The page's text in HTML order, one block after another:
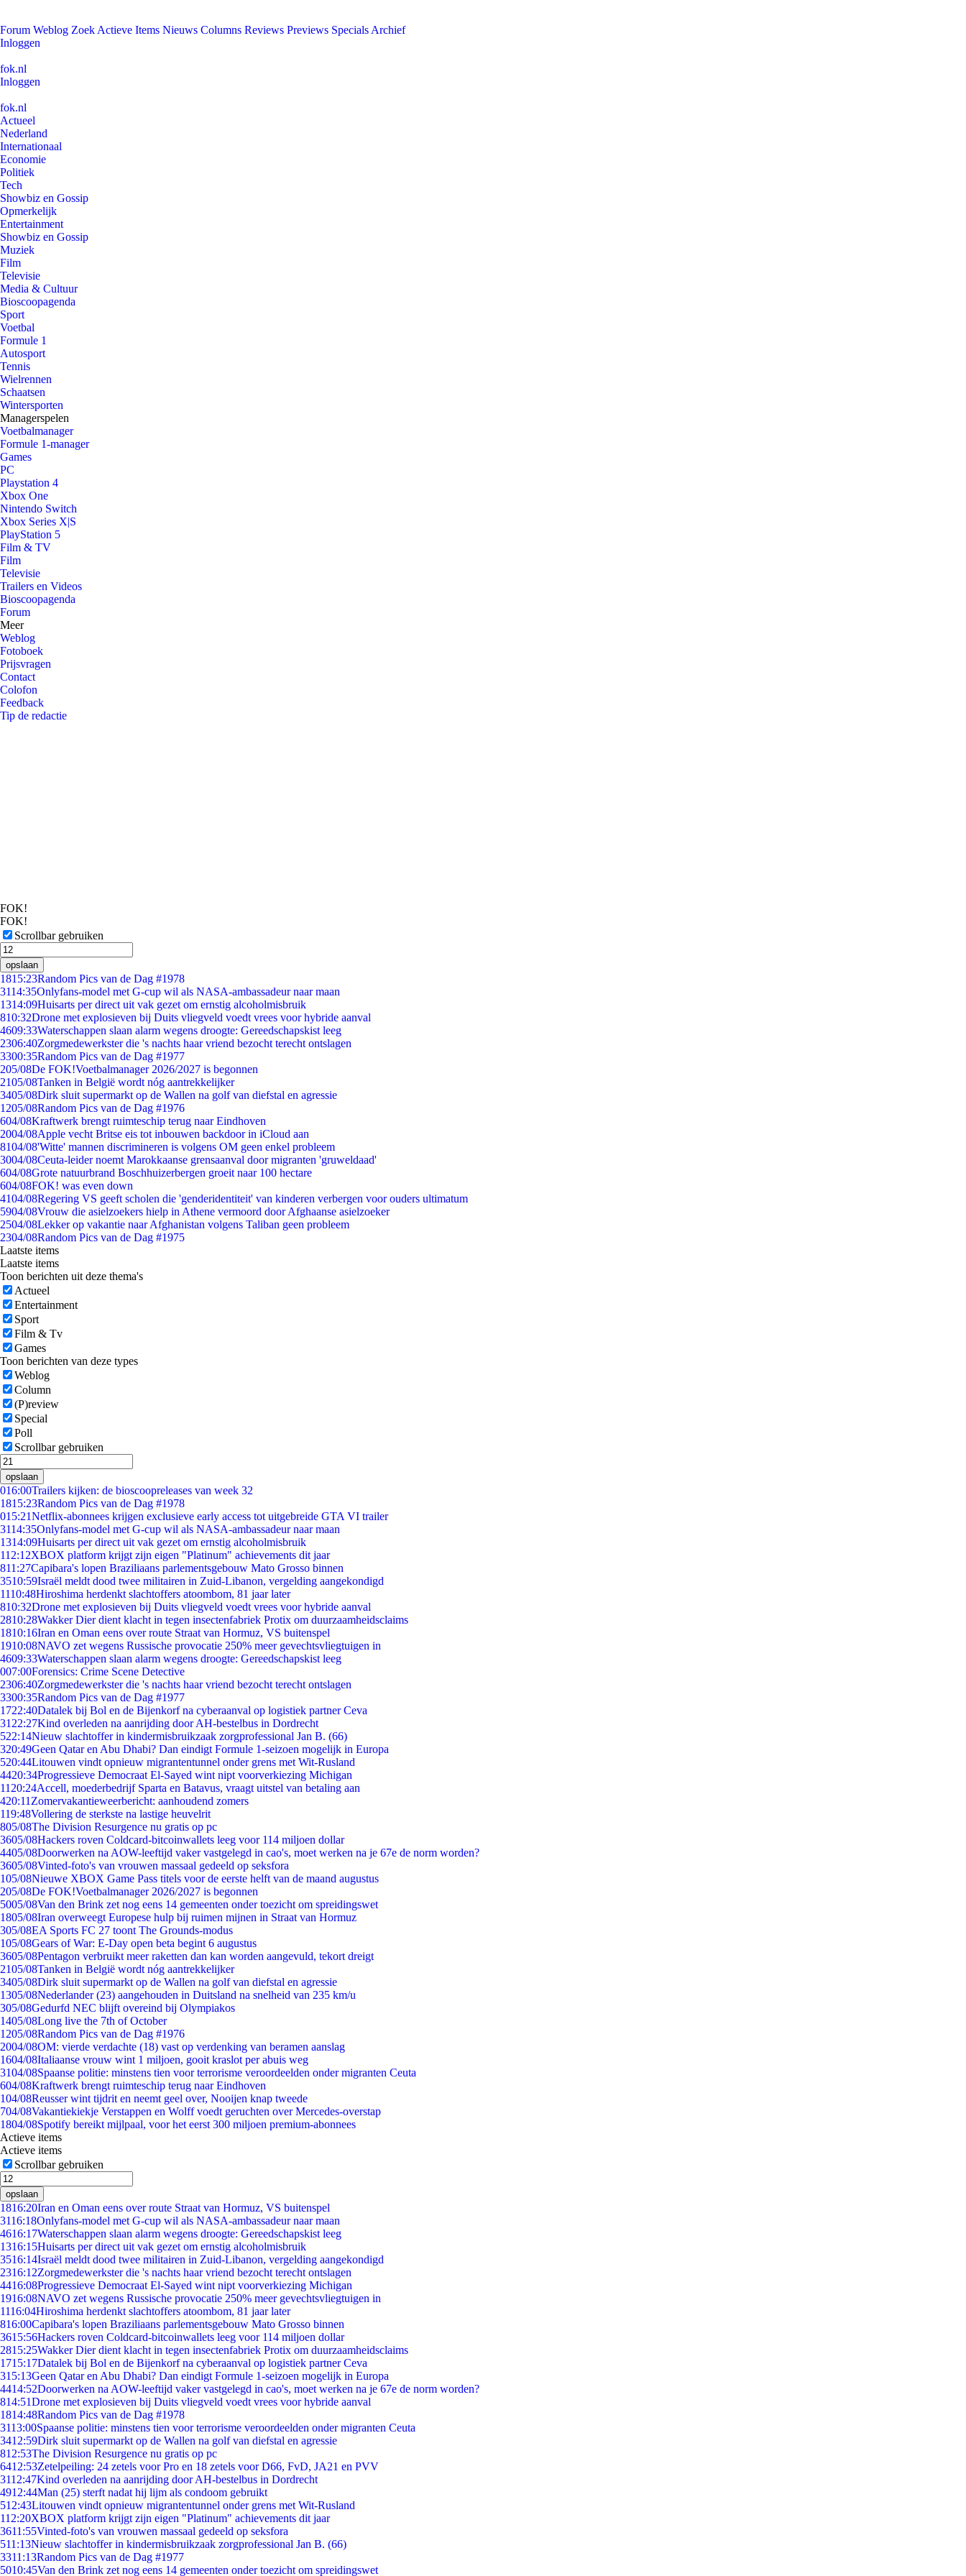
Forum Weblog Zoek Actieve Items Nieuws Columns Reviews Previews Specials Archief
Inloggen
fok.nl
Inloggen
fok.nl
Actueel
Nederland
Internationaal
Economie
Politiek
Tech
Showbiz en Gossip
Opmerkelijk
Entertainment
Showbiz en Gossip
Muziek
Film
Televisie
Media & Cultuur
Bioscoopagenda
Sport
Voetbal
Formule 1
Autosport
Tennis
Wielrennen
Schaatsen
Wintersporten
Managerspelen
Voetbalmanager
Formule 1-manager
Games
PC
Playstation 4
Xbox One
Nintendo Switch
Xbox Series X|S
PlayStation 5
Film & TV
Film
Televisie
Trailers en Videos
Bioscoopagenda
Forum
Meer
Weblog
Fotoboek
Prijsvragen
Contact
Colofon
Feedback
Tip de redactie
FOK!
FOK!
Scrollbar gebruiken
opslaan
1815:23Random Pics van de Dag #1978
3114:35Onlyfans-model met G-cup wil als NASA-ambassadeur naar maan
1314:09Huisarts per direct uit vak gezet om ernstig alcoholmisbruik
810:32Drone met explosieven bij Duits vliegveld voedt vrees voor hybride aanval
4609:33Waterschappen slaan alarm wegens droogte: Gereedschapskist leeg
2306:40Zorgmedewerkster die 's nachts haar vriend bezocht terecht ontslagen
3300:35Random Pics van de Dag #1977
205/08De FOK!Voetbalmanager 2026/2027 is begonnen
2105/08Tanken in België wordt nóg aantrekkelijker
3405/08Dirk sluit supermarkt op de Wallen na golf van diefstal en agressie
1205/08Random Pics van de Dag #1976
604/08Kraftwerk brengt ruimteschip terug naar Eindhoven
2004/08Apple vecht Britse eis tot inbouwen backdoor in iCloud aan
8104/08'Witte' mannen discrimineren is volgens OM geen enkel probleem
3004/08Ceuta-leider noemt Marokkaanse grensaanval door migranten 'gruweldaad'
604/08Grote natuurbrand Boschhuizerbergen groeit naar 100 hectare
604/08FOK! was even down
4104/08Regering VS geeft scholen die 'genderidentiteit' van kinderen verbergen voor ouders ultimatum
5904/08Vrouw die asielzoekers hielp in Athene vermoord door Afghaanse asielzoeker
2504/08Lekker op vakantie naar Afghanistan volgens Taliban geen probleem
2304/08Random Pics van de Dag #1975
Laatste items
Laatste items
Toon berichten uit deze thema's
Actueel
Entertainment
Sport
Film & Tv
Games
Toon berichten van deze types
Weblog
Column
(P)review
Special
Poll
Scrollbar gebruiken
opslaan
016:00Trailers kijken: de bioscoopreleases van week 32
1815:23Random Pics van de Dag #1978
015:21Netflix-abonnees krijgen exclusieve early access tot uitgebreide GTA VI trailer
3114:35Onlyfans-model met G-cup wil als NASA-ambassadeur naar maan
1314:09Huisarts per direct uit vak gezet om ernstig alcoholmisbruik
112:12XBOX platform krijgt zijn eigen "Platinum" achievements dit jaar
811:27Capibara's lopen Braziliaans parlementsgebouw Mato Grosso binnen
3510:59Israël meldt dood twee militairen in Zuid-Libanon, vergelding aangekondigd
1110:48Hiroshima herdenkt slachtoffers atoombom, 81 jaar later
810:32Drone met explosieven bij Duits vliegveld voedt vrees voor hybride aanval
2810:28Wakker Dier dient klacht in tegen insectenfabriek Protix om duurzaamheidsclaims
1810:16Iran en Oman eens over route Straat van Hormuz, VS buitenspel
1910:08NAVO zet wegens Russische provocatie 250% meer gevechtsvliegtuigen in
4609:33Waterschappen slaan alarm wegens droogte: Gereedschapskist leeg
007:00Forensics: Crime Scene Detective
2306:40Zorgmedewerkster die 's nachts haar vriend bezocht terecht ontslagen
3300:35Random Pics van de Dag #1977
1722:40Datalek bij Bol en de Bijenkorf na cyberaanval op logistiek partner Ceva
31 22:27Kind overleden na aanrijding door AH-bestelbus in Dordrecht
522:14Nieuw slachtoffer in kindermisbruikzaak zorgprofessional Jan B. (66)
320:49Geen Qatar en Abu Dhabi? Dan eindigt Formule 1-seizoen mogelijk in Europa
520:44Litouwen vindt opnieuw migrantentunnel onder grens met Wit-Rusland
4420:34Progressieve Democraat El-Sayed wint nipt voorverkiezing Michigan
11 20:24Accell, moederbedrijf Sparta en Batavus, vraagt uitstel van betaling aan
420:11 Zomervakantieweerbericht: aanhoudend zomers
119:48Vollering de sterkste na lastige heuvelrit
805/08The Division Resurgence nu gratis op pc
3605/08Hackers roven Coldcard-bitcoinwallets leeg voor 114 miljoen dollar
4405/08Doorwerken na AOW-leeftijd vaker vastgelegd in cao's, moet werken na je 67e de norm worden?
3605/08Vinted-foto's van vrouwen massaal gedeeld op seksfora
105/08Nieuwe XBOX Game Pass titels voor de eerste helft van de maand augustus
205/08De FOK!Voetbalmanager 2026/2027 is begonnen
5005/08Van den Brink zet nog eens 14 gemeenten onder toezicht om spreidingswet
1805/08Iran overweegt Europese hulp bij ruimen mijnen in Straat van Hormuz
305/08EA Sports FC 27 toont The Grounds-modus
105/08Gears of War: E-Day open beta begint 6 augustus
3605/08Pentagon verbruikt meer raketten dan kan worden aangevuld, tekort dreigt
2105/08Tanken in België wordt nóg aantrekkelijker
3405/08Dirk sluit supermarkt op de Wallen na golf van diefstal en agressie
1305/08Nederlander (23) aangehouden in Duitsland na snelheid van 235 km/u
305/08Gedurfd NEC blijft overeind bij Olympiakos
1405/08Long live the 7th of October
1205/08Random Pics van de Dag #1976
2004/08OM: vierde verdachte (18) vast op verdenking van beramen aanslag
1604/08Italiaanse vrouw wint 1 miljoen, gooit kraslot per abuis weg
3104/08Spaanse politie: minstens tien voor terrorisme veroordeelden onder migranten Ceuta
604/08Kraftwerk brengt ruimteschip terug naar Eindhoven
104/08Reusser wint tijdrit en neemt geel over, Nooijen knap tweede
704/08Vakantiekiekje Verstappen en Wolff voedt geruchten over Mercedes-overstap
1804/08Spotify bereikt mijlpaal, voor het eerst 300 miljoen premium-abonnees
Actieve items
Actieve items
Scrollbar gebruiken
opslaan
1816:20Iran en Oman eens over route Straat van Hormuz, VS buitenspel
3116:18Onlyfans-model met G-cup wil als NASA-ambassadeur naar maan
4616:17Waterschappen slaan alarm wegens droogte: Gereedschapskist leeg
1316:15Huisarts per direct uit vak gezet om ernstig alcoholmisbruik
3516:14Israël meldt dood twee militairen in Zuid-Libanon, vergelding aangekondigd
2316:12Zorgmedewerkster die 's nachts haar vriend bezocht terecht ontslagen
4416:08Progressieve Democraat El-Sayed wint nipt voorverkiezing Michigan
1916:08NAVO zet wegens Russische provocatie 250% meer gevechtsvliegtuigen in
1116:04Hiroshima herdenkt slachtoffers atoombom, 81 jaar later
816:00Capibara's lopen Braziliaans parlementsgebouw Mato Grosso binnen
3615:56Hackers roven Coldcard-bitcoinwallets leeg voor 114 miljoen dollar
2815:25Wakker Dier dient klacht in tegen insectenfabriek Protix om duurzaamheidsclaims
1715:17Datalek bij Bol en de Bijenkorf na cyberaanval op logistiek partner Ceva
315:13Geen Qatar en Abu Dhabi? Dan eindigt Formule 1-seizoen mogelijk in Europa
4414:52Doorwerken na AOW-leeftijd vaker vastgelegd in cao's, moet werken na je 67e de norm worden?
814:51Drone met explosieven bij Duits vliegveld voedt vrees voor hybride aanval
1814:48Random Pics van de Dag #1978
3113:00Spaanse politie: minstens tien voor terrorisme veroordeelden onder migranten Ceuta
3412:59Dirk sluit supermarkt op de Wallen na golf van diefstal en agressie
812:53The Division Resurgence nu gratis op pc
6412:53Zetelpeiling: 24 zetels voor Pro en 18 zetels voor D66, FvD, JA21 en PVV
3112:47Kind overleden na aanrijding door AH-bestelbus in Dordrecht
4912:44Man (25) sterft nadat hij lijm als condoom gebruikt
512:43Litouwen vindt opnieuw migrantentunnel onder grens met Wit-Rusland
112:20XBOX platform krijgt zijn eigen "Platinum" achievements dit jaar
3611:55Vinted-foto's van vrouwen massaal gedeeld op seksfora
511:13Nieuw slachtoffer in kindermisbruikzaak zorgprofessional Jan B. (66)
3311:13Random Pics van de Dag #1977
5010:45Van den Brink zet nog eens 14 gemeenten onder toezicht om spreidingswet